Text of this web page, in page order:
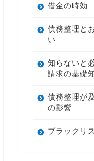
借金の時効
債務整理と
い
知らないと
請求の基礎
債務整理が
の影響
ブラックリ